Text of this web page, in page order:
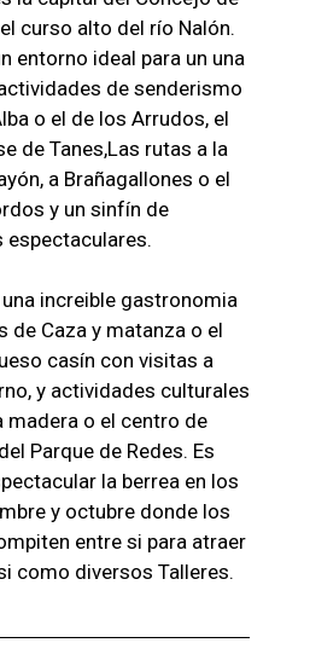
curso alto del río Nalón.
entorno ideal para un una
de senderismo
o el de los Arrudos, el
de Tanes,Las rutas a la
a Brañagallones o el
y un sinfín de
espectaculares.
increible gastronomia
de Caza y matanza o el
casín con visitas a
y actividades culturales
madera o el centro de
Parque de Redes. Es
la berrea en los
y octubre donde los
entre si para atraer
como diversos Talleres.